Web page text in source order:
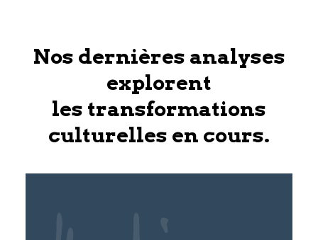
Nos dernières analyses
explorent
les transformations
culturelles en cours.